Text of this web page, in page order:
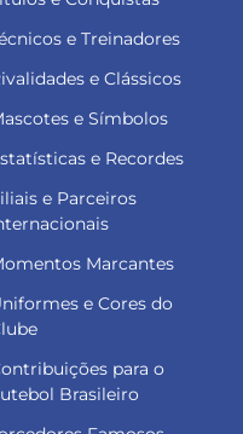
e Treinadores
e Clássicos
e Símbolos
e Recordes
e Parceiros
Marcantes
e Cores do
para o
Brasileiro